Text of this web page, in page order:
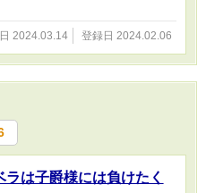
2024.03.14 登録日 2024.02.06
ラは子爵様には負けたく